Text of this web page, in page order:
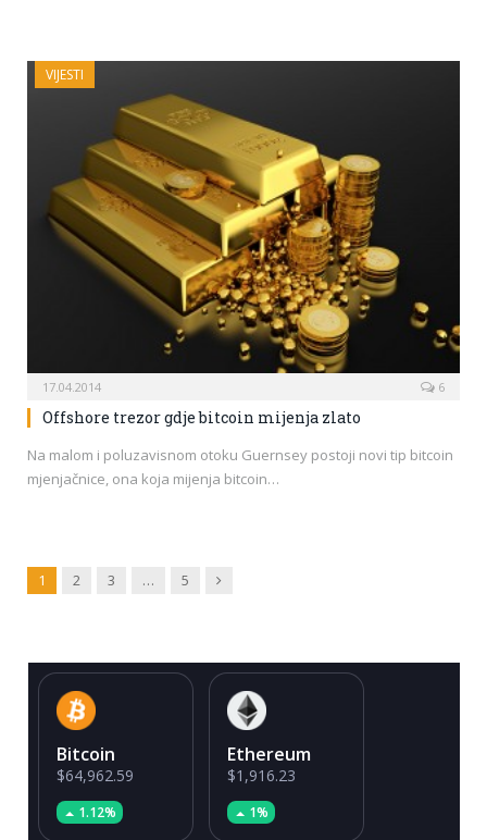
VIJESTI
17.04.2014 6
Offshore trezor gdje bitcoin mijenja zlato
Na malom i poluzavisnom otoku Guernsey postoji novi tip bitcoin
mjenjačnice, ona koja mijenja bitcoin…
1 2 3 … 5 Next
Bitcoin
$64,962.59
1.12%
Ethereum
$1,916.23
1%